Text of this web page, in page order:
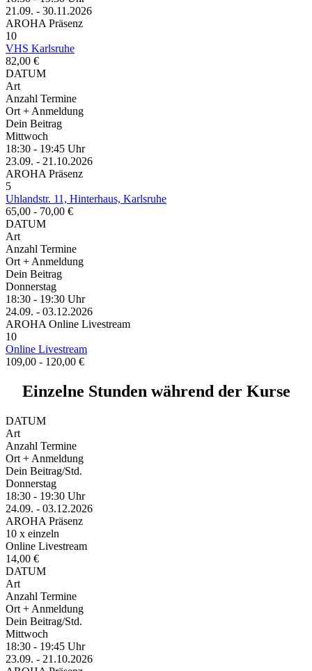
21.09. - 30.11.2026
AROHA Präsenz
10
VHS Karlsruhe
82,00 €
DATUM
Art
Anzahl Termine
Ort + Anmeldung
Dein Beitrag
Mittwoch
18:30 - 19:45 Uhr
23.09. - 21.10.2026
AROHA Präsenz
5
Uhlandstr. 11, Hinterhaus, Karlsruhe
65,00 - 70,00 €
DATUM
Art
Anzahl Termine
Ort + Anmeldung
Dein Beitrag
Donnerstag
18:30 - 19:30 Uhr
24.09. - 03.12.2026
AROHA Online Livestream
10
Online Livestream
109,00 - 120,00 €
Einzelne Stunden während der Kurse
DATUM
Art
Anzahl Termine
Ort + Anmeldung
Dein Beitrag/Std.
Donnerstag
18:30 - 19:30 Uhr
24.09. - 03.12.2026
AROHA Präsenz
10 x einzeln
Online Livestream
14,00 €
DATUM
Art
Anzahl Termine
Ort + Anmeldung
Dein Beitrag/Std.
Mittwoch
18:30 - 19:45 Uhr
23.09. - 21.10.2026